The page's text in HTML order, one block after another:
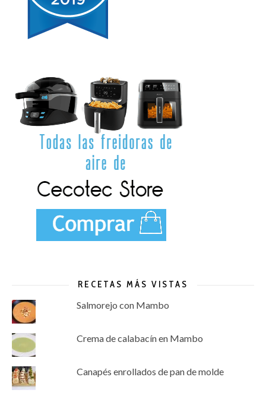
RECETAS MÁS VISTAS
Salmorejo con Mambo
Crema de calabacín en Mambo
Canapés enrollados de pan de molde